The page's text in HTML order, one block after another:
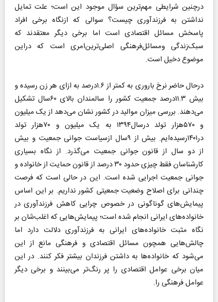
درچنین شرایطی مهم‌ترین سؤال موجود این است؛ علت تمایل
نداشتن به فرزندآوری چیست؟ سوالی که ازنگاه برخی افراد
پاسخش مسائل اقتصادی است اما برخی دیگر معتقدند که
سبک‌زندگی ومسائل‌فرهنگی اصلی‌ترین‌امری است که دراین
موضوع دخیل است.
درحال حاضر نرخ باروری به کمتر از ۱.۶درصد به ازای هر زن رسیده و
بیش ۱۱.۳درصد جمعیت کشور را سالمندان بالای ۶۰سال تشکیل
می‌دهند. بررسی میزان موالید در کشور نشان می‌دهد از یک میلیون
و ۵۷۰هزار تولد درسال۱۳۹۴ به یک میلیون و ۷۰هزار تولد
در۱۴۰۱رسیده‌ایم. بیش از ۹سال ازسیاست جوانی جمعیت و بیش
از دو سال از قانون جوانی جمعیت می‌گذرد. از نگاه بسیاری
کارشناسان فقط چیزی حدود ۳۰ درصد از قانون حمایت از خانواده و
جوانی جمعیت اجرایی شده است. این در حالی است که فرصت
چندانی برای اصلاح وضعیت جمعیتی کشور نداریم‌. بر این اساس
پیمایش‌های گوناگونی در خصوص چرایی کاهش فرزندآوری در
خانواده‌های ایرانی انجام شده است؛ پیمایش‌هایی که اغلب‌شان بر
نگاه مثبت خانواده‌های ایرانی به فرزندآوری دلالت دارد اما
چالش‌هایی همچون مسائل اقتصادی و فرهنگی مانع از این
می‌شود که خانواده‌ها به داشتن فرزندان بیشتر فکر کنند. در این
میان برخی عوامل اقتصادی را پر رنگ‌تر می‌بینند و برخی دیگر
عوامل فرهنگی را‌.